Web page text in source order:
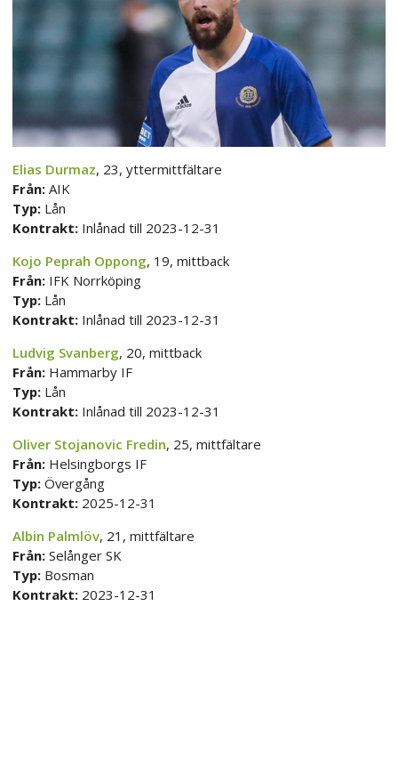
Elias Durmaz, 23, yttermittfältare
Från: AIK
Typ: Lån
Kontrakt: Inlånad till 2023-12-31
Kojo Peprah Oppong, 19, mittback
Från: IFK Norrköping
Typ: Lån
Kontrakt: Inlånad till 2023-12-31
Ludvig Svanberg, 20, mittback
Från: Hammarby IF
Typ: Lån
Kontrakt: Inlånad till 2023-12-31
Oliver Stojanovic Fredin, 25, mittfältare
Från: Helsingborgs IF
Typ: Övergång
Kontrakt: 2025-12-31
Albin Palmlöv, 21, mittfältare
Från: Selånger SK
Typ: Bosman
Kontrakt: 2023-12-31